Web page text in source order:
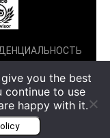
you the best
continue to use
happy with it.